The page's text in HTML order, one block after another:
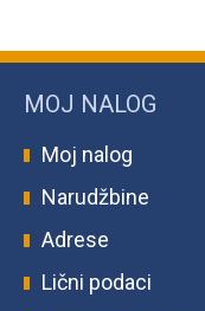
MOJ NALOG
Moj nalog
Narudžbine
Adrese
Lični podaci